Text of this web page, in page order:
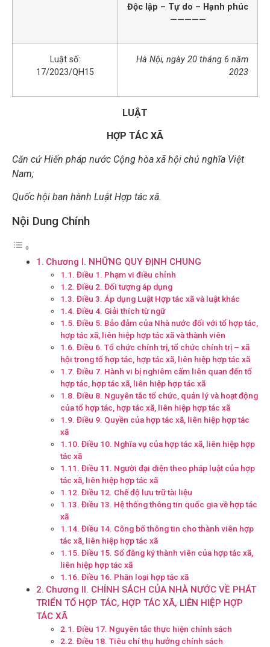
Độc lập – Tự do – Hạnh phúc
—————
Luật số:
17/2023/QH15
Hà Nội, ngày 20 tháng 6 năm
2023
LUẬT
HỢP TÁC XÃ
Căn cứ Hiến pháp nước Cộng hòa xã hội chủ nghĩa Việt
Nam;
Quốc hội ban hành Luật Hợp tác xã.
Nội Dung Chính
Chương I. NHỮNG QUY ĐỊNH CHUNG
Điều 1. Phạm vi điều chỉnh
Điều 2. Đối tượng áp dụng
Điều 3. Áp dụng Luật Hợp tác xã và luật khác
Điều 4. Giải thích từ ngữ
Điều 5. Bảo đảm của Nhà nước đối với tổ hợp tác,
hợp tác xã, liên hiệp hợp tác xã và thành viên
Điều 6. Tổ chức chính trị, tổ chức chính trị – xã
hội trong tổ hợp tác, hợp tác xã, liên hiệp hợp tác xã
Điều 7. Hành vi bị nghiêm cấm liên quan đến tổ
hợp tác, hợp tác xã, liên hiệp hợp tác xã
Điều 8. Nguyên tắc tổ chức, quản lý và hoạt động
của tổ hợp tác, hợp tác xã, liên hiệp hợp tác xã
Điều 9. Quyền của hợp tác xã, liên hiệp hợp tác
xã
Điều 10. Nghĩa vụ của hợp tác xã, liên hiệp hợp
tác xã
Điều 11. Người đại diện theo pháp luật của hợp
tác xã, liên hiệp hợp tác xã
Điều 12. Chế độ lưu trữ tài liệu
Điều 13. Hệ thống thông tin quốc gia về hợp tác
xã
Điều 14. Công bố thông tin cho thành viên hợp
tác xã, liên hiệp hợp tác xã
Điều 15. Sổ đăng ký thành viên của hợp tác xã,
liên hiệp hợp tác xã
Điều 16. Phân loại hợp tác xã
Chương II. CHÍNH SÁCH CỦA NHÀ NƯỚC VỀ PHÁT
TRIỂN TỔ HỢP TÁC, HỢP TÁC XÃ, LIÊN HIỆP HỢP
TÁC XÃ
Điều 17. Nguyên tắc thực hiện chính sách
Điều 18. Tiêu chí thụ hưởng chính sách